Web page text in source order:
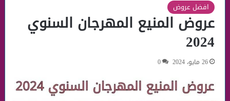
افضل عروض
عروض المنيع المهرجان السنوي
2024
26 مايو، 2024 0